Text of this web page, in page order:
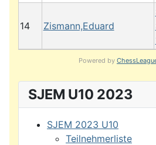
SJEM U10 2023
SJEM 2023 U10
Teilnehmerliste
14 Zismann,Eduard
Powered by